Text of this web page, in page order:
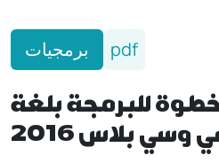
برمجيات pdf
للبرمجة بلغة
وسي بلاس 2016